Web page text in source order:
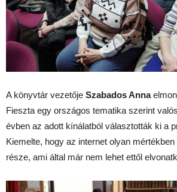
A könyvtár vezetője Szabados Anna
Fieszta egy országos tematika szerint
évben az adott kínálatból választották ki a
Kiemelte, hogy az internet olyan
része, ami által már nem lehet ettől